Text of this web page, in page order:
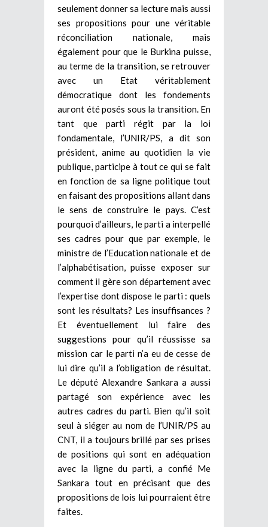
seulement donner sa lecture mais aussi
ses propositions pour une véritable
réconciliation nationale, mais
également pour que le Burkina puisse,
au terme de la transition, se retrouver
avec un Etat véritablement
démocratique dont les fondements
auront été posés sous la transition. En
tant que parti régit par la loi
fondamentale, l’UNIR/PS, a dit son
président, anime au quotidien la vie
publique, participe à tout ce qui se fait
en fonction de sa ligne politique tout
en faisant des propositions allant dans
le sens de construire le pays. C’est
pourquoi d’ailleurs, le parti a interpellé
ses cadres pour que par exemple, le
ministre de l’Education nationale et de
l’alphabétisation, puisse exposer sur
comment il gère son département avec
l’expertise dont dispose le parti : quels
sont les résultats? Les insuffisances ?
Et éventuellement lui faire des
suggestions pour qu’il réussisse sa
mission car le parti n’a eu de cesse de
lui dire qu’il a l’obligation de résultat.
Le député Alexandre Sankara a aussi
partagé son expérience avec les
autres cadres du parti. Bien qu’il soit
seul à siéger au nom de l’UNIR/PS au
CNT, il a toujours brillé par ses prises
de positions qui sont en adéquation
avec la ligne du parti, a confié Me
Sankara tout en précisant que des
propositions de lois lui pourraient être
faites.